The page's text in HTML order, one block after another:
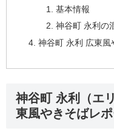
基本情報
神谷町 永利の
神谷町 永利 広東風
神谷町 永利（エ
東風やきそばレポ